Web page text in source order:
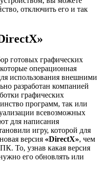
отключить его и так
готовых графических
операционная
использования внешними
разработан компанией
графических
программ, так или
всевозможных
для написания
игру, которой для
версия «DirectX», чем
То, узнав какая версия
его обновлять или